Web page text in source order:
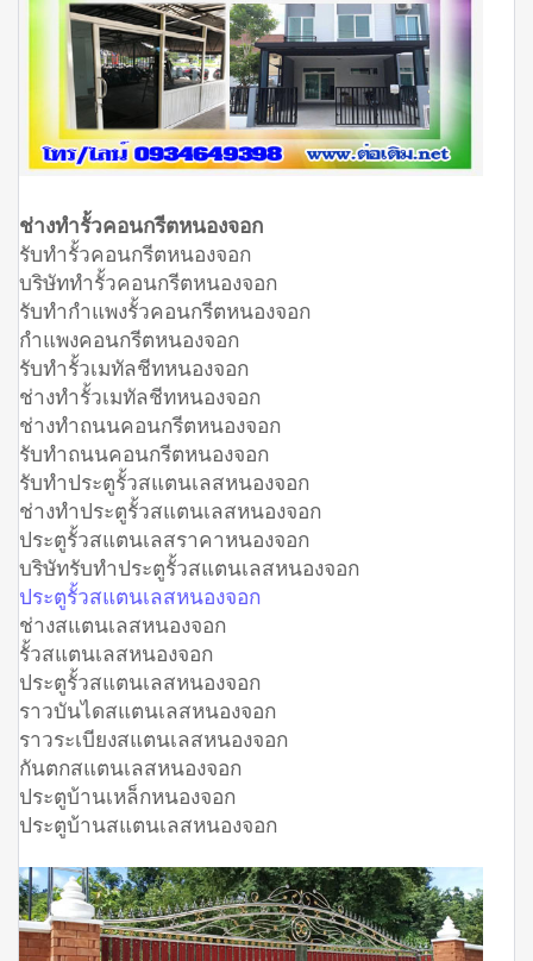
ช่างทำรั้วคอนกรีตหนองจอก
รับทำรั้วคอนกรีตหนองจอก
บริษัททำรั้วคอนกรีตหนองจอก
รับทำกำแพงรั้วคอนกรีตหนองจอก
กำแพงคอนกรีตหนองจอก
รับทำรั้วเมทัลชีทหนองจอก
ช่างทำรั้วเมทัลชีทหนองจอก
ช่างทำถนนคอนกรีตหนองจอก
รับทำถนนคอนกรีตหนองจอก
รับทำประตูรั้วสแตนเลสหนองจอก
ช่างทำประตูรั้วสแตนเลสหนองจอก
ประตูรั้วสแตนเลสราคาหนองจอก
บริษัทรับทำประตูรั้วสแตนเลสหนองจอก
ประตูรั้วสแตนเลสหนองจอก
ช่างสแตนเลสหนองจอก
รั้วสแตนเลสหนองจอก
ประตูรั้วสแตนเลสหนองจอก
ราวบันไดสแตนเลสหนองจอก
ราวระเบียงสแตนเลสหนองจอก
กันตกสแตนเลสหนองจอก
ประตูบ้านเหล็กหนองจอก
ประตูบ้านสแตนเลสหนองจอก